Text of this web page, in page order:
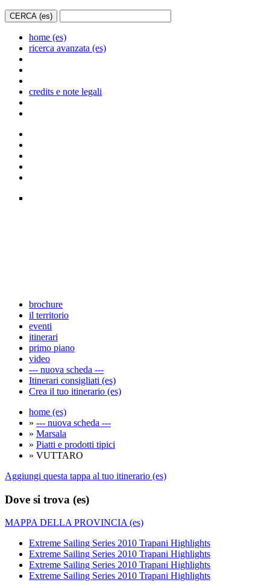
home (es)
ricerca avanzata (es)
credits e note legali
brochure
il territorio
eventi
itinerari
primo piano
video
--- nuova scheda ---
Itinerari consigliati (es)
Crea il tuo itinerario (es)
home (es)
» --- nuova scheda ---
» Marsala
» Piatti e prodotti tipici
» VUTTARO
Aggiungi questa tappa al tuo itinerario (es)
Dove si trova (es)
MAPPA DELLA PROVINCIA (es)
Extreme Sailing Series 2010 Trapani Highlights
Extreme Sailing Series 2010 Trapani Highlights
Extreme Sailing Series 2010 Trapani Highlights
Extreme Sailing Series 2010 Trapani Highlights